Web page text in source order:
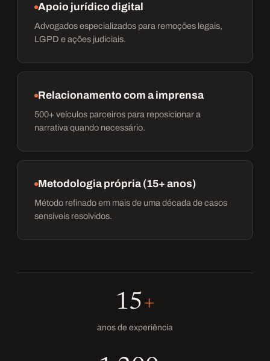
Apoio jurídico digital
Advogados especializados para remoções legais,
LGPD e ações judiciais.
Relacionamento com a imprensa
500+ veículos parceiros para reposicionar a
narrativa quando necessário.
Metodologia própria (15+ anos)
Método refinado em mais de uma década de casos
sensíveis resolvidos.
15+
anos de experiência